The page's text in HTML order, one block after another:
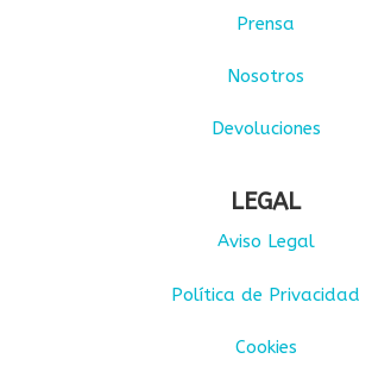
Prensa
Nosotros
Devoluciones
LEGAL
Aviso Legal
Política de Privacidad
Cookies